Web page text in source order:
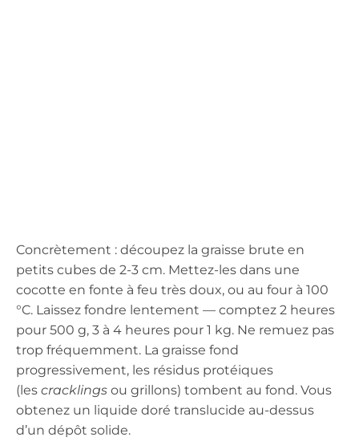
Concrètement : découpez la graisse brute en
petits cubes de 2-3 cm. Mettez-les dans une
cocotte en fonte à feu très doux, ou au four à 100
°C. Laissez fondre lentement — comptez 2 heures
pour 500 g, 3 à 4 heures pour 1 kg. Ne remuez pas
trop fréquemment. La graisse fond
progressivement, les résidus protéiques
(les cracklings ou grillons) tombent au fond. Vous
obtenez un liquide doré translucide au-dessus
d’un dépôt solide.